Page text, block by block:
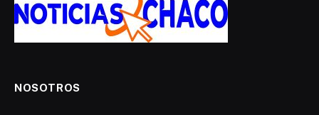
NOSOTROS